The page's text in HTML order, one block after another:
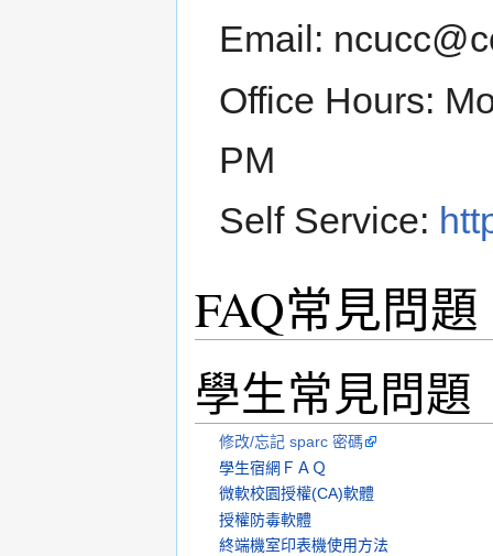
Email:
Office Hours:
PM
Self Service:
FAQ常見問題
學生常見問題
修改/忘記 sparc 密碼
學生宿網ＦＡＱ
微軟校園授權(CA)軟體
授權防毒軟體
終端機室印表機使用方法